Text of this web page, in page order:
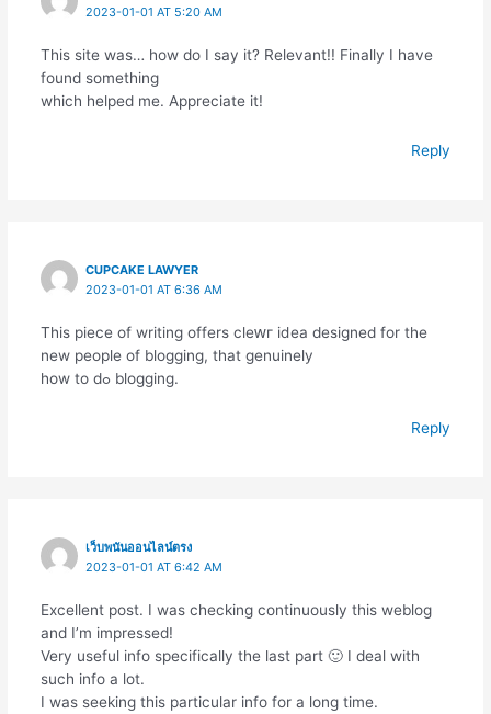
2023-01-01 AT 5:20 AM
This site was… how do I say it? Relevant!! Finally I have
found something
which helped me. Appreciate it!
Reply
CUPCAKE LAWYER
2023-01-01 AT 6:36 AM
Tһis piece of writing offers cleԝг iⅾea designed for tһe
new people of bⅼogging, that genuinely
how to dߋ blogging.
Reply
เว็บพนันออนไลน์ตรง
2023-01-01 AT 6:42 AM
Excellent post. I was checking continuously this weblog
and I’m impressed!
Very useful info specifically the last part 🙂 I deal with
such info a lot.
I was seeking this particular info for a long time.